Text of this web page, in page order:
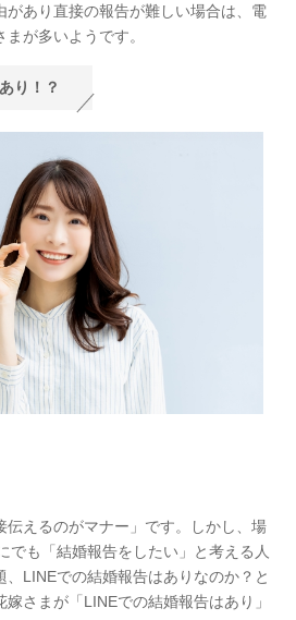
があり直接の報告が難しい場合は、電
が多いようです。
り！？
伝えるのがマナー」です。しかし、場
でも「結婚報告をしたい」と考える人
、LINEでの結婚報告はありなのか？と
さまが「LINEでの結婚報告はあり」